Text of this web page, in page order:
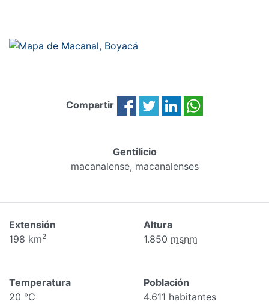
Compartir
Gentilicio
macanalense, macanalenses
Extensión
198 km2
Altura
1.850 msnm
Temperatura
20 °C
Población
4.611 habitantes